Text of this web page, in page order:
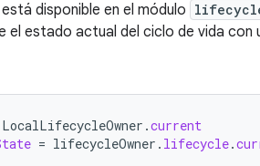
está disponible en el módulo
el estado actual del ciclo de vida con
LocalLifecycleOwner .current
= lifecycleOwner . lifecycle.